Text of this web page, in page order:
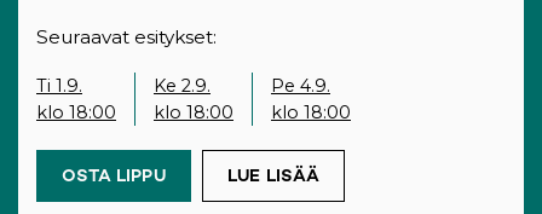
Seuraavat esitykset:
Ti 1.9.
klo 18:00
Ke 2.9.
klo 18:00
Pe 4.9.
klo 18:00
OSTA LIPPU(OPENS IN A NEW TAB)
LUE LISÄÄ